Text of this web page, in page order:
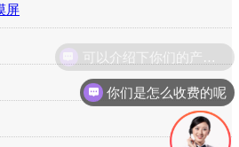
屏
你们是怎么收费的呢